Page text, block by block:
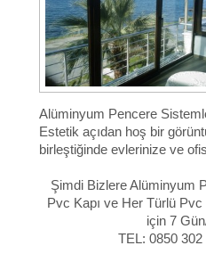
Alüminyum Pencere
Estetik açıdan hoş bir
birleştiğinde evlerinize ve
Şimdi Bizlere Alüminyum
Pvc Kapı ve Her Türlü
için 7
TEL: 0850